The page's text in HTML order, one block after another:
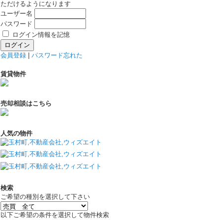
ただけるようになります
ユーザー名
パスワード
ログイン情報を記憶
会員登録 | パスワード忘れた
賃貸物件
売却相談はこちら
人気の物件
検索
ご希望の種別を選択して下さい
以下ご希望の条件を選択して物件検索